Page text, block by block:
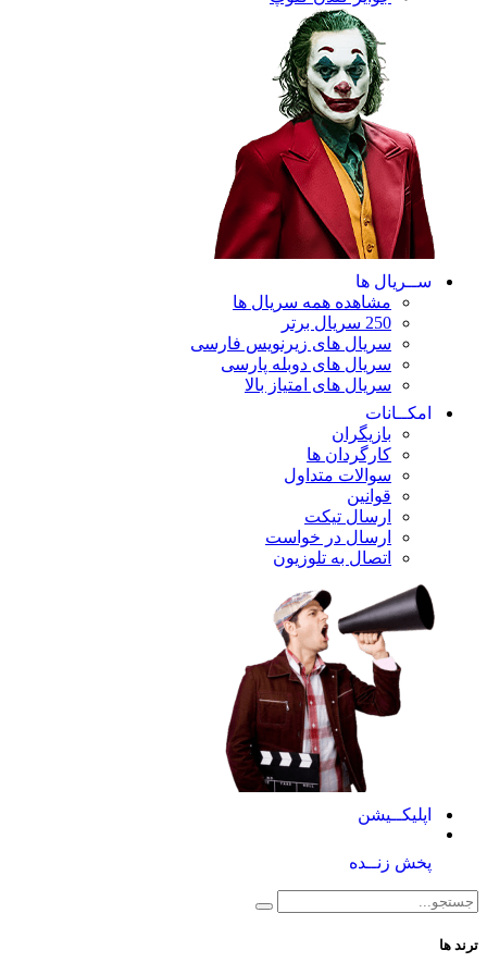
ها
مشاهده همه سریال ها
سریال های زیرنویس فارسی
سریال های دوبله پارسی
سریال های امتیاز بالا
کارگردان ها
سوالات متداول
ارسال تیکت
ارسال در خواست
اتصال به تلوزیون
زنــده